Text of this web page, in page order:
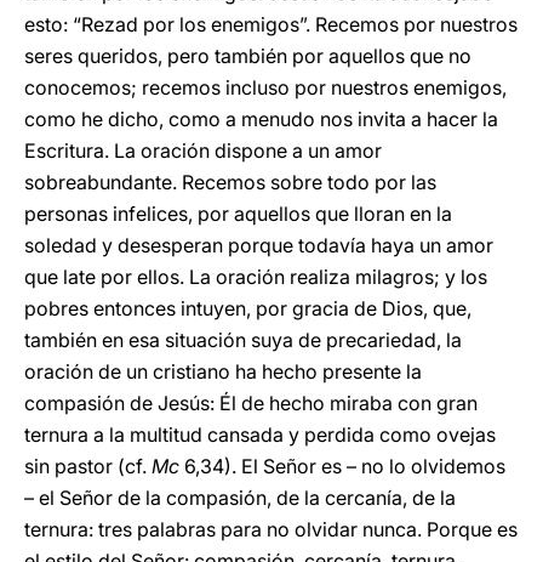
esto: “Rezad por los enemigos”. Recemos por nuestros
seres queridos, pero también por aquellos que no
conocemos; recemos incluso por nuestros enemigos,
como he dicho, como a menudo nos invita a hacer la
Escritura. La oración dispone a un amor
sobreabundante. Recemos sobre todo por las
personas infelices, por aquellos que lloran en la
soledad y desesperan porque todavía haya un amor
que late por ellos. La oración realiza milagros; y los
pobres entonces intuyen, por gracia de Dios, que,
también en esa situación suya de precariedad, la
oración de un cristiano ha hecho presente la
compasión de Jesús: Él de hecho miraba con gran
ternura a la multitud cansada y perdida como ovejas
sin pastor (cf. Mc 6,34). El Señor es – no lo olvidemos
– el Señor de la compasión, de la cercanía, de la
ternura: tres palabras para no olvidar nunca. Porque es